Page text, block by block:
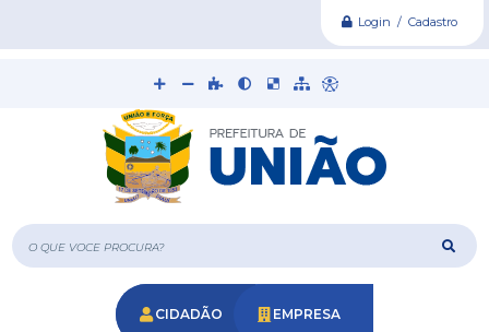
Login / Cadastro
O que voce procura?
CIDADÃO EMPRESA